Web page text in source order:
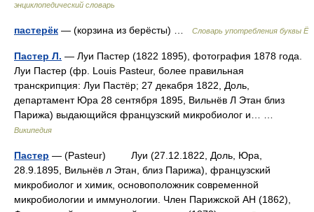
энциклопедический словарь
пастерёк — (корзина из берёсты) … Словарь употребления буквы Ё
Пастер Л. — Луи Пастер (1822 1895), фотография 1878 года.
Луи Пастер (фр. Louis Pasteur, более правильная
транскрипция: Луи Пастёр; 27 декабря 1822, Доль,
департамент Юра 28 сентября 1895, Вильнёв Л Этан близ
Парижа) выдающийся французский микробиолог и… …
Википедия
Пастер — (Pasteur) Луи (27.12.1822, Доль, Юра,
28.9.1895, Вильнёв л Этан, близ Парижа), французский
микробиолог и химик, основоположник современной
микробиологии и иммунологии. Член Парижской АН (1862),